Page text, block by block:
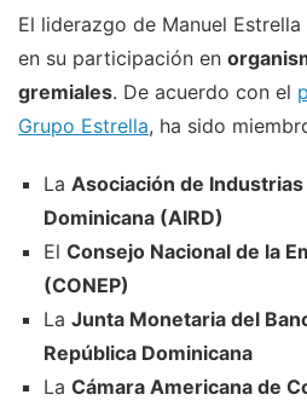
El liderazgo de Manuel
en su participación en
gremiales. De acuerdo con el
Grupo Estrella, ha sido
La Asociación de Industrias
Dominicana (AIRD)
El Consejo Nacional de la
(CONEP)
La Junta Monetaria del
República Dominicana
La Cámara Americana de